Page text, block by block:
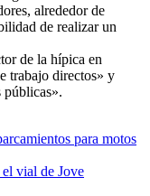
alrededor de
de realizar un
de la hípica en
trabajo directos» y
públicas».
para motos
vial de Jove